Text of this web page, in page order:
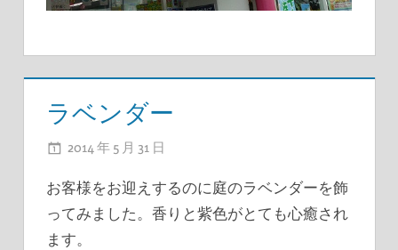
ラベンダー
2014 年 5 月 31 日
お客様をお迎えするのに庭のラベンダーを飾
ってみました。香りと紫色がとても心癒され
ます。